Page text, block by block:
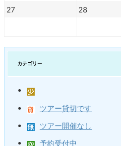
27 28
カテゴリー
ツアー貸切です
ツアー開催なし
予約受付中